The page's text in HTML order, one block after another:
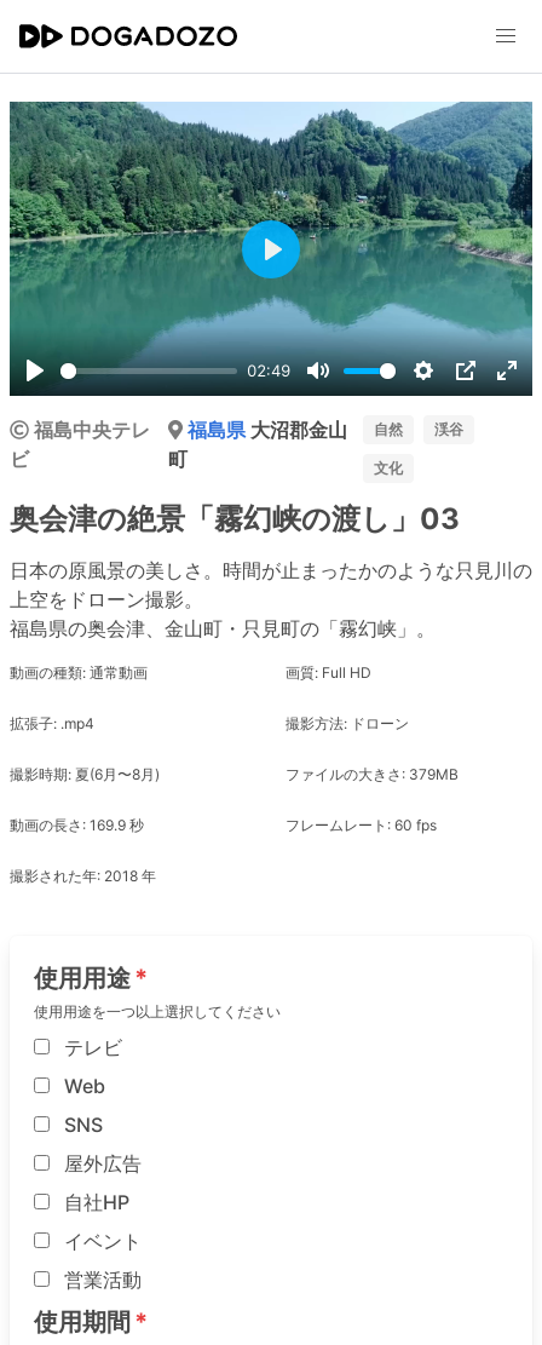
Play
02:49
Mute Settings
PIP
Play
福島中央テレ
ビ
福島県 大沼郡金山
町
自然 渓谷
文化
奥会津の絶景「霧幻峡の渡し」03
日本の原風景の美しさ。時間が止まったかのような只見川の
上空をドローン撮影。
福島県の奥会津、金山町・只見町の「霧幻峡」。
動画の種類: 通常動画 画質: Full HD
拡張子: .mp4 撮影方法: ドローン
撮影時期: 夏(6月〜8月) ファイルの大きさ: 379MB
動画の長さ: 169.9 秒 フレームレート: 60 fps
撮影された年: 2018 年
使用用途
使用用途を一つ以上選択してください
テレビ
Web
SNS
屋外広告
自社HP
イベント
営業活動
使用期間